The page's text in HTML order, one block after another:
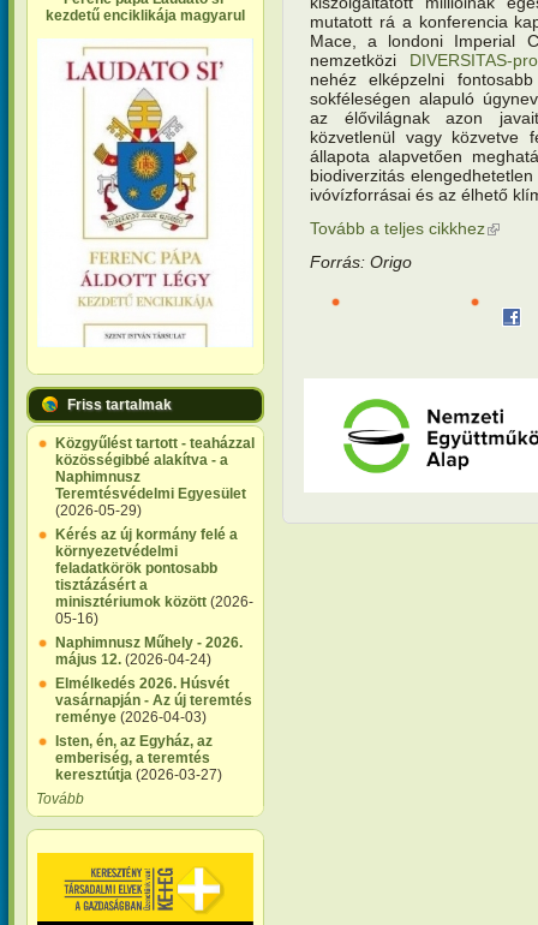
kezdetű enciklikája magyarul
Friss tartalmak
Közgyűlést tartott - teaházzal
közösségibbé alakítva - a
Naphimnusz
Teremtésvédelmi Egyesület
(2026-05-29)
Kérés az új kormány felé a
környezetvédelmi
feladatkörök pontosabb
tisztázásért a
minisztériumok között (2026-
05-16)
Naphimnusz Műhely - 2026.
május 12. (2026-04-24)
Elmélkedés 2026. Húsvét
vasárnapján - Az új teremtés
reménye (2026-04-03)
Isten, én, az Egyház, az
emberiség, a teremtés
keresztútja (2026-03-27)
Tovább
mutatott rá a konferencia
Mace, a londoni Imperial
nemzetközi DIVERSITAS-
nehéz elképzelni
sokféleségen alapuló
az élővilágnak azon
közvetlenül vagy közvetve
állapota alapvetően
biodiverzitás
ivóvízforrásai és az élhető
Tovább a teljes cikkhez(külső
Forrás: Origo